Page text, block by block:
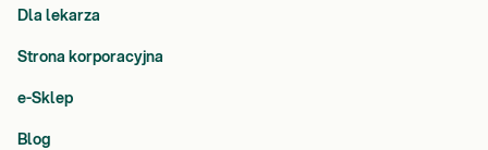
Dla lekarza
Strona korporacyjna
e-Sklep
Blog